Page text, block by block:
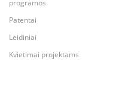
programos
Patentai
Leidiniai
Kvietimai projektams